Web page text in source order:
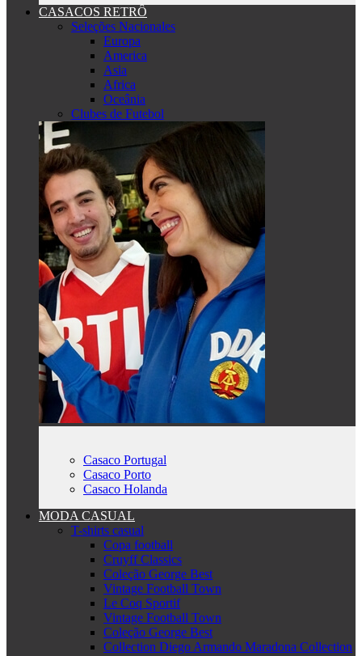
CASACOS RETRÔ
Seleções Nacionales
Europa
America
Asia
Africa
Oceânia
Clubes de Futebol
Casaco Portugal
Casaco Porto
Casaco Holanda
MODA CASUAL
T-shirts casual
Copa football
Cruyff Classics
Coleção George Best
Vintage Football Town
Le Coq Sportif
Vintage Football Town
Coleção George Best
Collection Diego Armando Maradona Collection